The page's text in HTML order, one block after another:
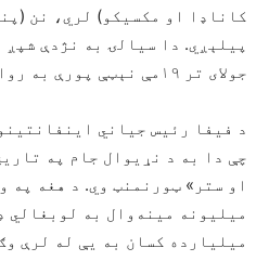
کاناډا او مکسیکو) لري، نن
پیلېږي. دا سیالۍ به نژدې
جولای تر ۱۹مې نېټې پورې به روانې وي.
چې دا به د نړیوال جام په
او ستر» ټورنمنټ وي. د هغه په
میلیونه مینه‌وال به لوبغالي
میلیارده کسان به یې له لرې